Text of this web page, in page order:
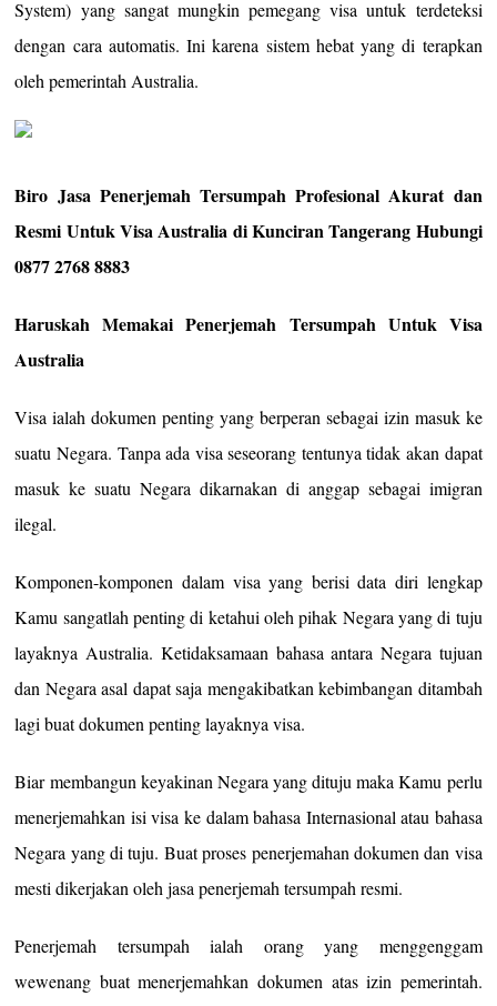
System) yang sangat mungkin pemegang visa untuk terdeteksi
dengan cara automatis. Ini karena sistem hebat yang di terapkan
oleh pemerintah Australia.
Biro Jasa Penerjemah Tersumpah Profesional Akurat dan
Resmi Untuk Visa Australia di Kunciran Tangerang Hubungi
0877 2768 8883
Haruskah Memakai Penerjemah Tersumpah Untuk Visa
Australia
Visa ialah dokumen penting yang berperan sebagai izin masuk ke
suatu Negara. Tanpa ada visa seseorang tentunya tidak akan dapat
masuk ke suatu Negara dikarnakan di anggap sebagai imigran
ilegal.
Komponen-komponen dalam visa yang berisi data diri lengkap
Kamu sangatlah penting di ketahui oleh pihak Negara yang di tuju
layaknya Australia. Ketidaksamaan bahasa antara Negara tujuan
dan Negara asal dapat saja mengakibatkan kebimbangan ditambah
lagi buat dokumen penting layaknya visa.
Biar membangun keyakinan Negara yang dituju maka Kamu perlu
menerjemahkan isi visa ke dalam bahasa Internasional atau bahasa
Negara yang di tuju. Buat proses penerjemahan dokumen dan visa
mesti dikerjakan oleh jasa penerjemah tersumpah resmi.
Penerjemah tersumpah ialah orang yang menggenggam
wewenang buat menerjemahkan dokumen atas izin pemerintah.